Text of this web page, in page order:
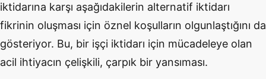
iktidarına karşı aşağıdakilerin alternatif iktidarı
fikrinin oluşması için öznel koşulların olgunlaştığını da
gösteriyor. Bu, bir işçi iktidarı için mücadeleye olan
acil ihtiyacın çelişkili, çarpık bir yansıması.